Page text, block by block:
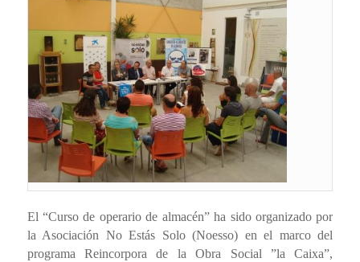
El “Curso de operario de almacén” ha sido organizado por
la Asociación No Estás Solo (Noesso) en el marco del
programa Reincorpora de la Obra Social ”la Caixa”,